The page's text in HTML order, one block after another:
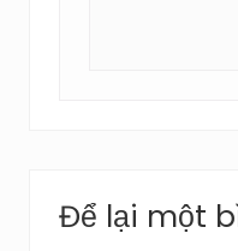
Để lại một